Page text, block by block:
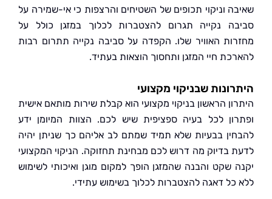
וניקוי תכופים של השטיחים והרצפות כי אי-שמירה על
נקייה תגרום להצטברות לכלוך במזגן כולל על
האוויר שלו. הקפדה על סביבה נקייה תתרום רבות
חיי המזגן ותחסוך הוצאות בעתיד.
שבניקוי מקצועי
הראשון בניקוי מקצועי הוא קבלת שירות מותאם אישית
לכל בעיה ספציפית שיש לכם. הצוות המיומן ידע
בבעיות שלא תמיד שמתם לב אליהם כך שניתן יהיה
בדיוק מה דרוש לכם מבחינת תחזוקה. הניקוי המקצועי
שקט והבנה שהמזגן הופך למקום מוגן ואיכותי לשימוש
דאגה להצטברות לכלוך בשימוש עתידי.